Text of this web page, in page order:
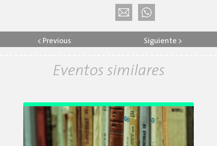
< Previous Siguiente >
Eventos similares